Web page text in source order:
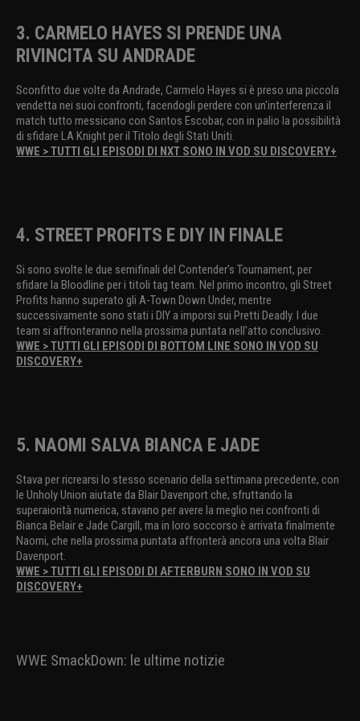
3. CARMELO HAYES SI PRENDE UNA
RIVINCITA SU ANDRADE
Sconfitto due volte da Andrade, Carmelo Hayes si è preso una piccola
vendetta nei suoi confronti, facendogli perdere con un'interferenza il
match tutto messicano con Santos Escobar, con in palio la possibilità
di sfidare LA Knight per il Titolo degli Stati Uniti.
WWE > TUTTI GLI EPISODI DI NXT SONO IN VOD SU DISCOVERY+
4. STREET PROFITS E DIY IN FINALE
Si sono svolte le due semifinali del Contender's Tournament, per
sfidare la Bloodline per i titoli tag team. Nel primo incontro, gli Street
Profits hanno superato gli A-Town Down Under, mentre
successivamente sono stati i DIY a imporsi sui Pretti Deadly. I due
team si affronteranno nella prossima puntata nell'atto conclusivo.
WWE > TUTTI GLI EPISODI DI BOTTOM LINE SONO IN VOD SU
DISCOVERY+
5. NAOMI SALVA BIANCA E JADE
Stava per ricrearsi lo stesso scenario della settimana precedente, con
le Unholy Union aiutate da Blair Davenport che, sfruttando la
superaiorità numerica, stavano per avere la meglio nei confronti di
Bianca Belair e Jade Cargill, ma in loro soccorso è arrivata finalmente
Naomi, che nella prossima puntata affronterà ancora una volta Blair
Davenport.
WWE > TUTTI GLI EPISODI DI AFTERBURN SONO IN VOD SU
DISCOVERY+
WWE SmackDown: le ultime notizie